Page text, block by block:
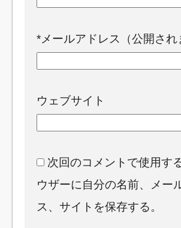
*メールアドレス（公開され
ウェブサイト
次回のコメントで使用す
ウザーに自分の名前、メー
ス、サイトを保存する。